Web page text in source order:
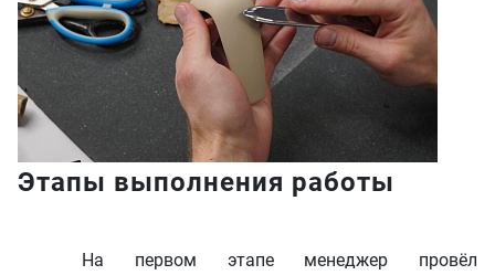
Этапы выполнения работы
На первом этапе менеджер провёл